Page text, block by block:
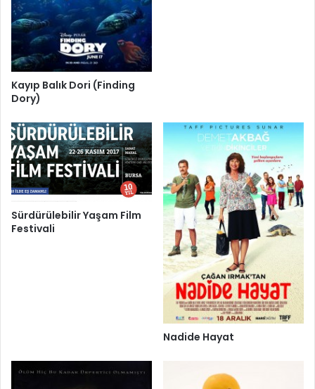
Kayıp Balık Dori (Finding
Dory)
Sürdürülebilir Yaşam Film
Festivali
Nadide Hayat